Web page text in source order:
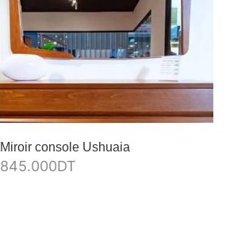
Miroir console Ushuaia
845.000DT